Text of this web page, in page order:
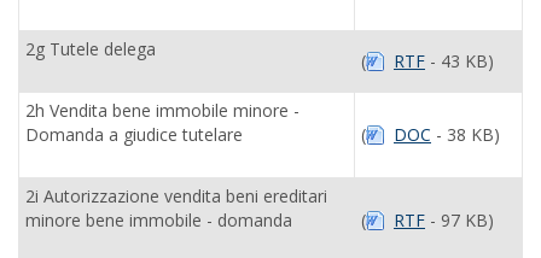
2g Tutele delega
( RTF - 43 KB)
2h Vendita bene immobile minore -
Domanda a giudice tutelare
( DOC - 38 KB)
2i Autorizzazione vendita beni ereditari
minore bene immobile - domanda
( RTF - 97 KB)